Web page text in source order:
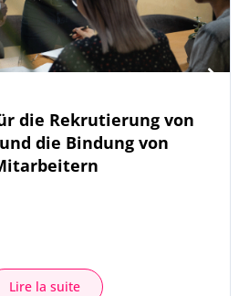
die Rekrutierung von
die Bindung von
Lire la suite